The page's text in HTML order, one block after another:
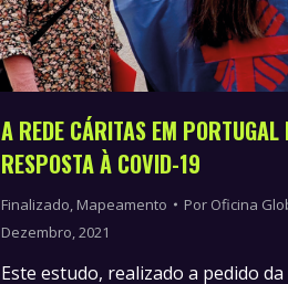
A REDE CÁRITAS EM PORTUGAL
RESPOSTA À COVID-19
Finalizado, Mapeamento Por Oficina
Dezembro, 2021
Este estudo, realizado a pedido